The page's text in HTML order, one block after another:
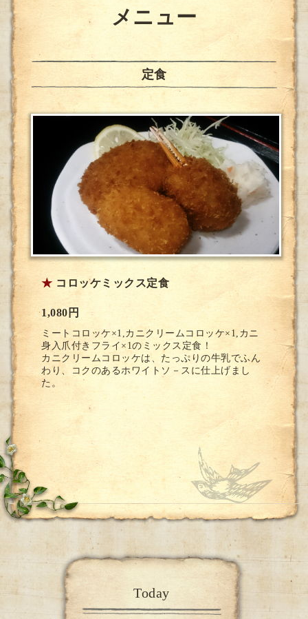
メニュー
定食
★ コロッケミックス定食
1,080円
ミートコロッケ×1,カニクリームコロッケ×1,カニ
身入爪付きフライ×1のミックス定食！
カニクリームコロッケは、たっぷりの牛乳でふん
わり、コクのあるホワイトソ－スに仕上げまし
た。
Today